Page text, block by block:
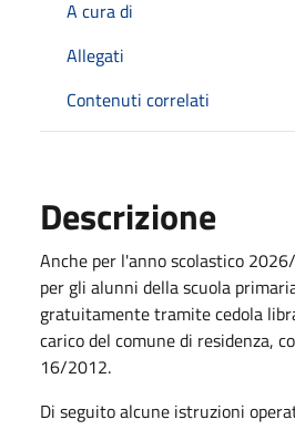
A cura di
Allegati
Contenuti correlati
Descrizione
Anche per l'anno scolastico
per gli alunni della scuola
gratuitamente tramite cedola
carico del comune di residenza,
16/2012.
Di seguito alcune istruzioni